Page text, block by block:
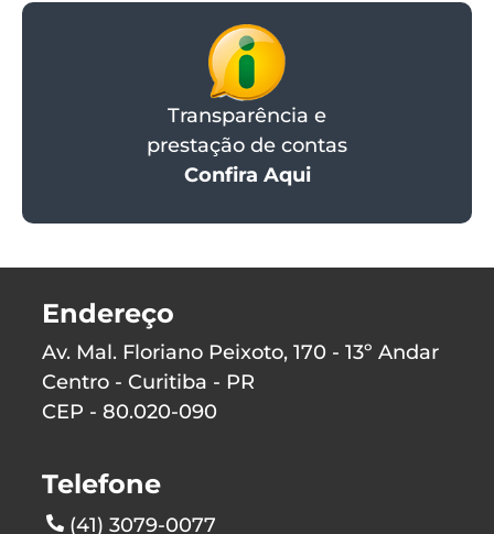
Transparência e
prestação de contas
Confira Aqui
Endereço
Av. Mal. Floriano Peixoto, 170 - 13º Andar
Centro - Curitiba - PR
CEP - 80.020-090
Telefone
(41) 3079-0077